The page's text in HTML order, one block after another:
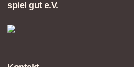
spiel gut e.V.